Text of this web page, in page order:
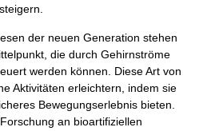
der neuen Generation stehen
die durch Gehirnströme
werden können. Diese Art von
Aktivitäten erleichtern, indem sie
Bewegungserlebnis bieten.
an bioartifiziellen